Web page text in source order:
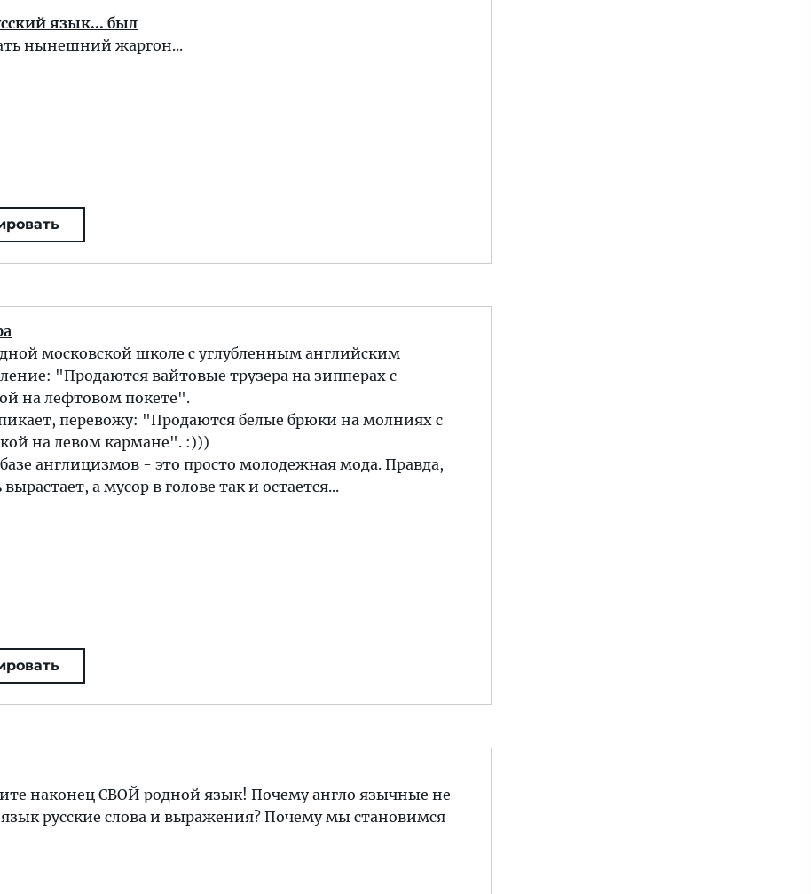
язык... был
нынешний жаргон...
московской школе с углубленным английским
"Продаются вайтовые трузера на зипперах с
на лефтовом покете".
перевожу: "Продаются белые брюки на молниях с
на левом кармане". :)))
англицизмов - это просто молодежная мода. Правда,
а мусор в голове так и остается...
наконец СВОЙ родной язык! Почему англо язычные не
русские слова и выражения? Почему мы становимся